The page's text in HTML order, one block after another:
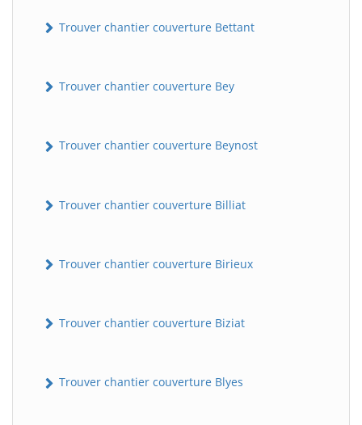
Trouver chantier couverture Bettant
Trouver chantier couverture Bey
Trouver chantier couverture Beynost
Trouver chantier couverture Billiat
Trouver chantier couverture Birieux
Trouver chantier couverture Biziat
Trouver chantier couverture Blyes